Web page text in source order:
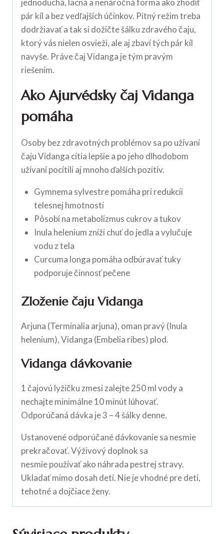
jednoduchá, lacná a nenáročná forma ako zhodiť
pár kíl a bez vedľajších účinkov. Pitný režim treba
dodržiavať a tak si dožičte šálku zdravého čaju,
ktorý vás nielen osvieži, ale aj zbaví tých pár kíl
navyše. Práve čaj Vidanga je tým pravým
riešením.
Ako Ajurvédsky čaj Vidanga
pomáha
Osoby bez zdravotných problémov sa po užívaní
čaju Vidanga cítia lepšie a po jeho dlhodobom
užívaní pocítili aj mnoho ďalších pozitív.
Gymnema sylvestre pomáha pri redukcii
telesnej hmotnosti
Pôsobí na metabolizmus cukrov a tukov
Inula helenium zníži chuť do jedla a vylučuje
vodu z tela
Curcuma longa pomáha odbúravať tuky
podporuje činnosť pečene
Zloženie čaju Vidanga
Arjuna (Terminalia arjuna), oman pravý (Inula
helenium), Vidanga (Embelia ribes) plod.
Vidanga dávkovanie
1 čajovú lyžičku zmesi zalejte 250 ml vody a
nechajte minimálne 10 minút lúhovať.
Odporúčaná dávka je 3 – 4 šálky denne.
Ustanovené odporúčané dávkovanie sa nesmie
prekračovať. Výživový doplnok sa
nesmie používať ako náhrada pestrej stravy.
Ukladať mimo dosah detí. Nie je vhodné pre deti,
tehotné a dojčiace ženy.